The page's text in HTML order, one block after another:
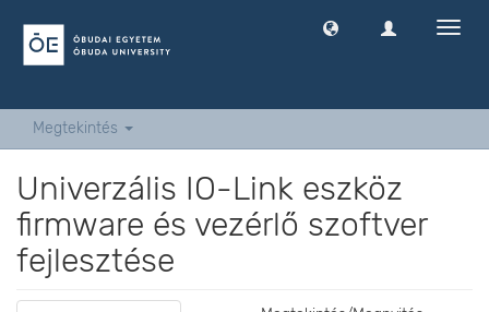
Megtekintés
Univerzális IO-Link eszköz
firmware és vezérlő szoftver
fejlesztése